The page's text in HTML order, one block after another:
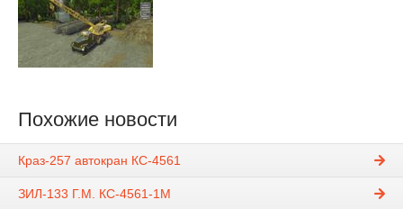
Похожие новости
Краз-257 автокран КС-4561
ЗИЛ-133 Г.М. КС-4561-1М